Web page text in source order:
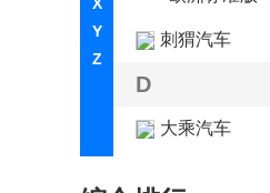
Y
Z
刺猬汽车
D
大乘汽车